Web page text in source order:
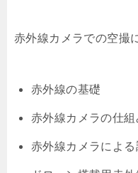
赤外線カメラでの空撮
赤外線の基礎
赤外線カメラの仕組
赤外線カメラによる